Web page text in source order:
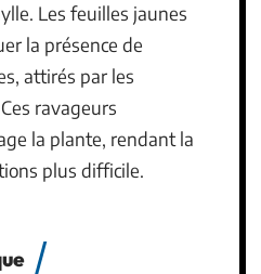
Les feuilles jaunes
la présence de
attirés par les
ravageurs
la plante, rendant la
plus difficile.